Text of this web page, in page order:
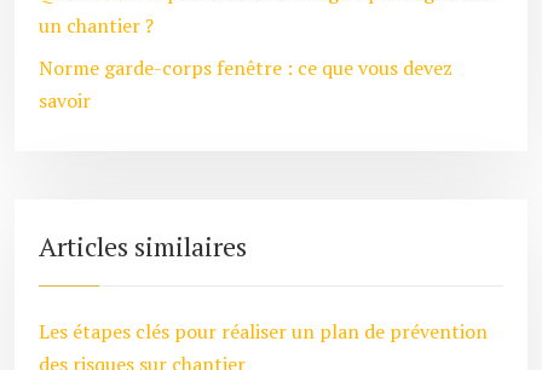
un chantier ?
Norme garde-corps fenêtre : ce que vous devez
savoir
Articles similaires
Les étapes clés pour réaliser un plan de prévention
des risques sur chantier